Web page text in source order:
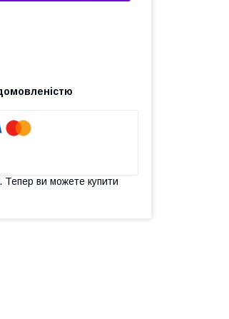
Тепер ви можете купити